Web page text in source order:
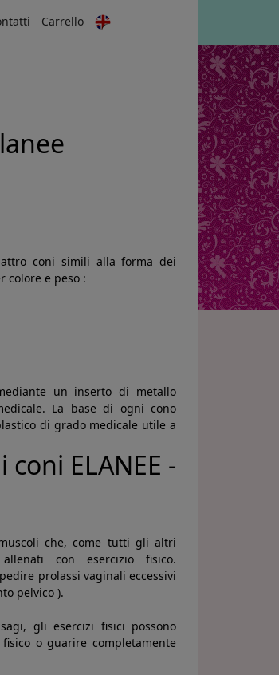
Carrello
coni simili alla forma dei
colore e peso :
un inserto di metallo
La base di ogni cono
di grado medicale utile a
ELANEE -
che, come tutti gli altri
con esercizio fisico.
prolassi vaginali eccessivi
pelvico ).
gli esercizi fisici possono
o guarire completamente